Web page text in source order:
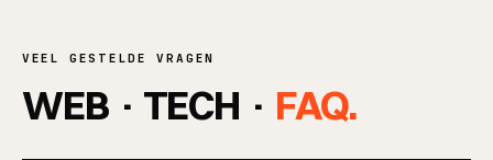
VEEL GESTELDE VRAGEN
WEB · TECH · FAQ.